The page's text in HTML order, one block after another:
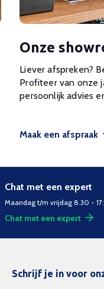
Onze
Liever afspreken?
Profiteer van onze
persoonlijk advies
Maak een afspraak
Chat met een expert
Maandag t/m vrijdag 8.30 -
Chat met een expert
Schrijf je in voor